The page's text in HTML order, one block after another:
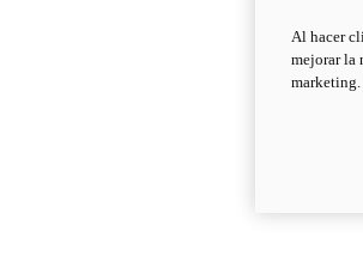
Al hacer
mejorar la
marketing.